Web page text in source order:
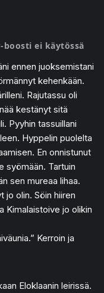
boosti ei käytössä
ennen juoksemistani
kehenkään.
Rajutassu oli
kestänyt sitä
Pyyhin tassuillani
Hyppelin puolelta
En onnistunut
syömään. Tartuin
sen mureaa lihaa.
jo olin. Söin hiiren
Kimalaistoive jo olikin
Kerroin ja
Eloklaanin leirissä.